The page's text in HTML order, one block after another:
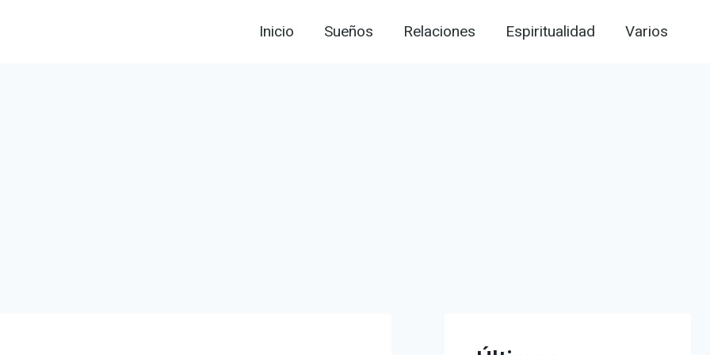
Inicio Sueños Relaciones Espiritualidad Varios